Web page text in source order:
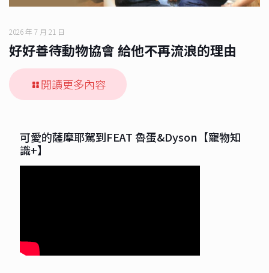
2026 年 7 月 21 日
好好善待動物協會 給他不再流浪的理由
閱讀更多內容
可愛的薩摩耶駕到FEAT 魯蛋&Dyson【寵物知
識+】